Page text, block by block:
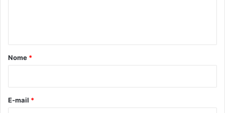
r
*
Nome *
E-mail *